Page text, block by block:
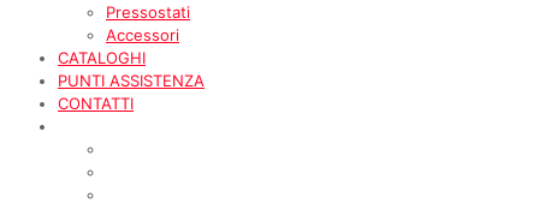
Pressostati
Accessori
CATALOGHI
PUNTI ASSISTENZA
CONTATTI